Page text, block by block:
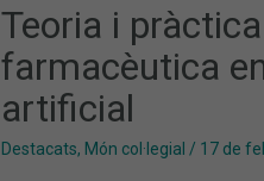
Teoria i
farmacèutica
artificial
Destacats, Món col·legial / 17 de
NUTRICIÓ
ARTIFICIAL